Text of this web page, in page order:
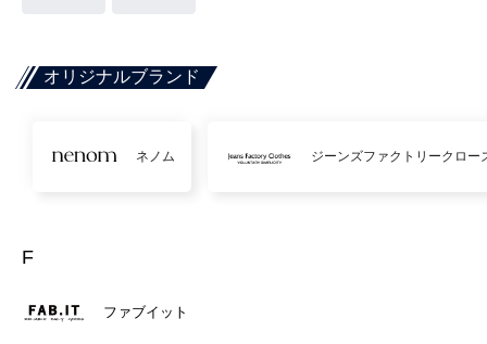
オリジナルブランド
ネノム ジーンズファクトリークロー
F
ファブイット